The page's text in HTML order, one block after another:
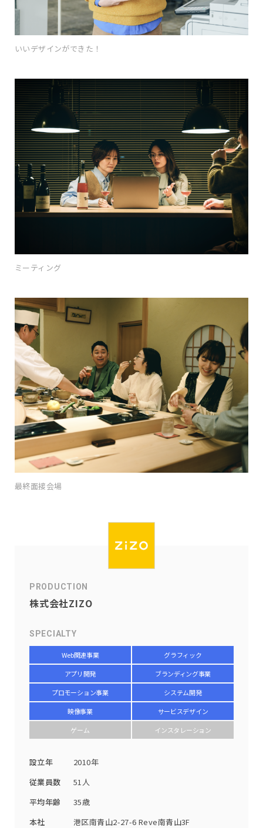
いいデザインができた！
ミーティング
最終面接会場
PRODUCTION
株式会社ZIZO
SPECIALTY
Web関連事業
グラフィック
アプリ開発
ブランディング事業
プロモーション事業
システム開発
映像事業
サービスデザイン
ゲーム
インスタレーション
設立年
2010年
従業員数
51人
平均年齢
35歳
本社
港区南青山2-27-6 Reve南青山3F